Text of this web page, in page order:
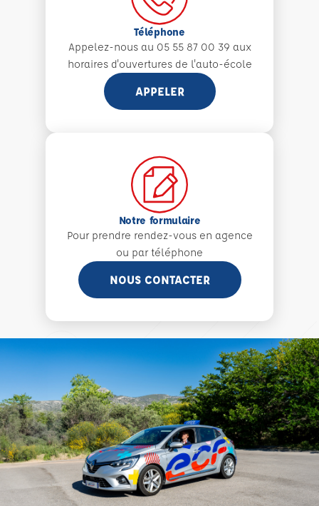
Téléphone
Appelez-nous au 05 55 87 00 39 aux
horaires d'ouvertures de l'auto-école
APPELER
Notre formulaire
Pour prendre rendez-vous en agence
ou par téléphone
NOUS CONTACTER